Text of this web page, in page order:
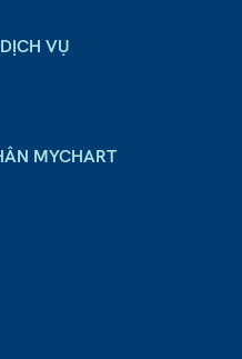
VỤ
MYCHART